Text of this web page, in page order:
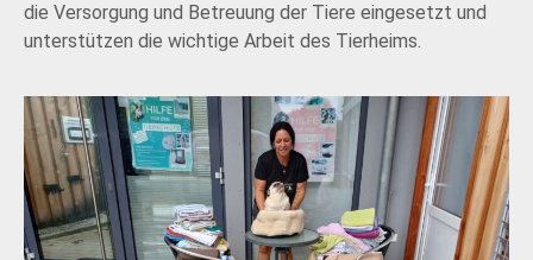
die Versorgung und Betreuung der Tiere eingesetzt und
unterstützen die wichtige Arbeit des Tierheims.